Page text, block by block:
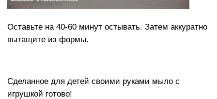
Оставьте на 40-60 минут остывать. Затем аккуратно
вытащите из формы.
Сделанное для детей своими руками мыло с
игрушкой готово!